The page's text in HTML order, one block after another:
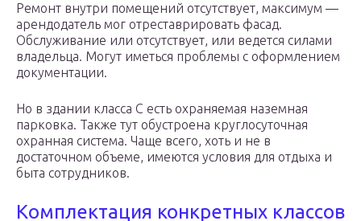
Ремонт внутри помещений отсутствует, максимум —
арендодатель мог отреставрировать фасад.
Обслуживание или отсутствует, или ведется силами
владельца. Могут иметься проблемы с оформлением
документации.
Но в здании класса С есть охраняемая наземная
парковка. Также тут обустроена круглосуточная
охранная система. Чаще всего, хоть и не в
достаточном объеме, имеются условия для отдыха и
быта сотрудников.
Комплектация конкретных классов